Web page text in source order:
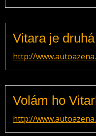
Vitara je druhá
http://
Volám ho
http://